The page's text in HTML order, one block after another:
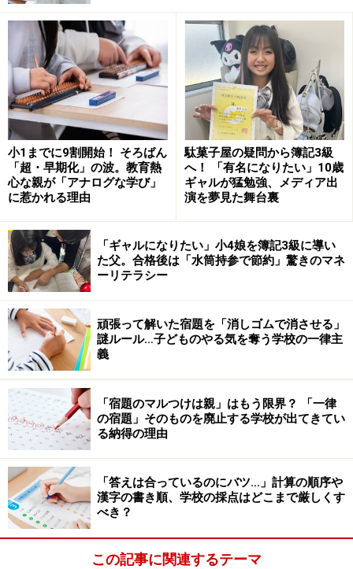
大事なことは、子どもが「どのように時間を使っている
のか」をよく見ることです。「宿題をやったの？」と
は、言いません。言ってしまうと、子どもは「お父さん
お母さんは、宿題をやっていない」と思ってしまうから
です。
やるべきことはたった一つ。子どもが何をしているのか
を興味をもって見ることです。宿題をやっていないだろ
うと思ったときは、「宿題をやったの？」ではなく、
「今日はどんな楽しいことがあった？」と聞きます。
「サッカーの授業は楽しかったよ。でも、算数の授業が
難しかったんだ～」と話し始めたとします。そのとき
は、「そうだったんだね。算数の宿題を一緒に手伝おう
か？」と声をかけます。
「いいよ。自分で頑張る！」と言えば、そっと見守りま
しょう。
「手伝ってほしい～」と言ってきたら、全力でサポート
します。あなたがどんなに忙しくても、です。
「そんなこともできないの？」「ちゃんと学校で勉強し
ているの？」とは、思っても言いません。ぐっと我慢し
ながら、子どものできているところを見ます。
小1までに9割開始！ そろばん
「超・早期化」の波。教育熱
心な親が「アナログな学び」
に惹かれる理由
駄菓子屋の疑問から簿記3級
へ！ 「有名になりたい」10歳
ギャルが猛勉強、メディア出
演を夢見た舞台裏
「ギャルになりたい」小4娘を簿記3級に導い
た父。合格後は「水筒持参で節約」驚きのマネ
ーリテラシー
頑張って解いた宿題を「消しゴムで消させる」
謎ルール…子どものやる気を奪う学校の一律主
義
「宿題のマルつけは親」はもう限界？ 「一律
の宿題」そのものを廃止する学校が出てきてい
る納得の理由
「答えは合っているのにバツ…」計算の順序や
漢字の書き順、学校の採点はどこまで厳しくす
べき？
この記事に関連するテーマ